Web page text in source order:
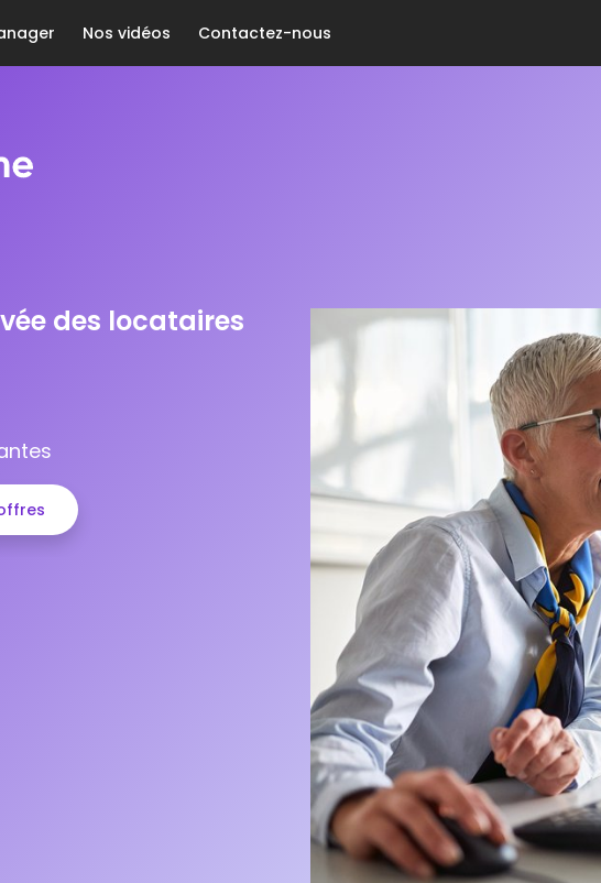
Nos vidéos Contactez-nous
des locataires